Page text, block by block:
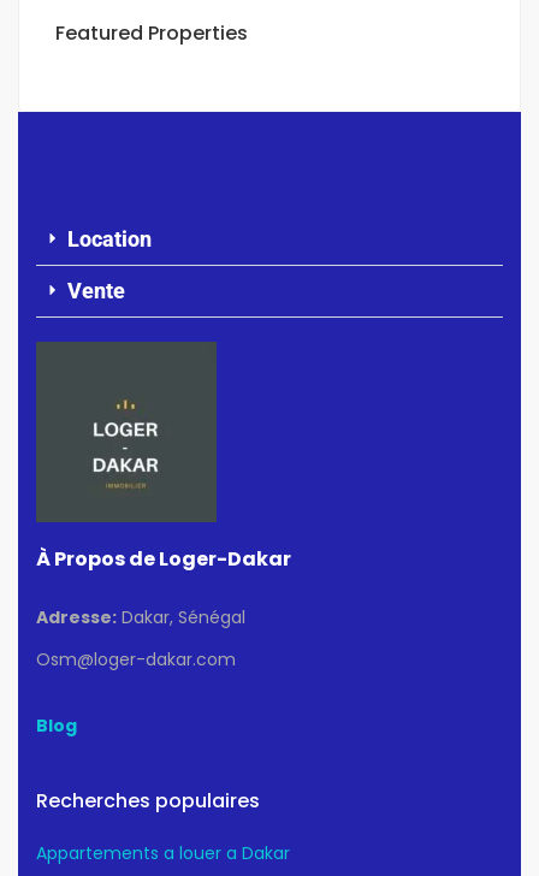
Featured Properties
Location
Vente
À Propos de Loger-Dakar
Adresse: Dakar, Sénégal
Osm@loger-dakar.com
Blog
Recherches populaires
Appartements a louer a Dakar